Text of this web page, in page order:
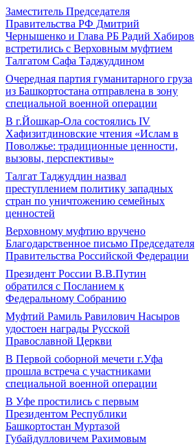
Заместитель Председателя
Правительства РФ Дмитрий
Чернышенко и Глава РБ Радий Хабиров
встретились с Верховным муфтием
Талгатом Сафа Таджуддином
Очередная партия гуманитарного груза
из Башкортостана отправлена в зону
специальной военной операции
В г.Йошкар-Ола состоялись IV
Хафизитдиновские чтения «Ислам в
Поволжье: традиционные ценности,
вызовы, перспективы»
Талгат Таджуддин назвал
преступлением политику западных
стран по уничтожению семейных
ценностей
Верховному муфтию вручено
Благодарственное письмо Председателя
Правительства Российской Федерации
Президент России В.В.Путин
обратился с Посланием к
Федеральному Собранию
Муфтий Рамиль Равилович Насыров
удостоен награды Русской
Православной Церкви
В Первой соборной мечети г.Уфа
прошла встреча с участниками
специальной военной операции
В Уфе простились с первым
Президентом Республики
Башкортостан Муртазой
Губайдулловичем Рахимовым